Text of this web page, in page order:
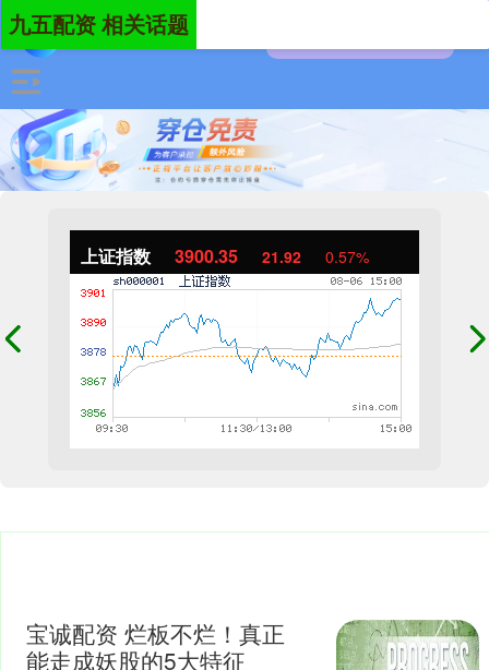
上证指数 3900.35 21.92 0.57%
九五配资 相关话题
宝诚配资 烂板不烂！真正
能走成妖股的5大特征